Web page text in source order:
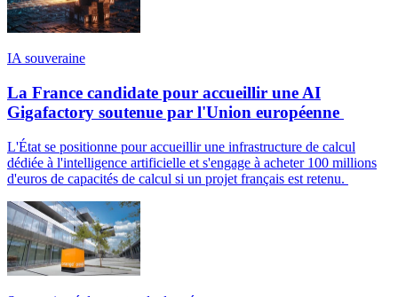
IA souveraine
La France candidate pour accueillir une AI
Gigafactory soutenue par l'Union européenne
L'État se positionne pour accueillir une infrastructure de calcul
dédiée à l'intelligence artificielle et s'engage à acheter 100 millions
d'euros de capacités de calcul si un projet français est retenu.